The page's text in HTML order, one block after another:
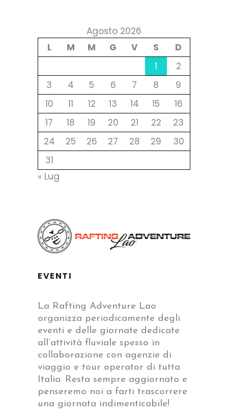
Agosto 2026
L
M M G V S
D
1
2
3
4 5 6 7 8
9
10
11 12 13 14 15
16
17
18 19 20 21 22
23
24
25 26 27 28 29
30
31
« Lug
EVENTI
La Rafting Adventure Lao
organizza periodicamente degli
eventi e delle giornate dedicate
all’attività fluviale spesso in
collaborazione con agenzie di
viaggio e tour operator di tutta
Italia. Resta sempre aggiornato e
penseremo noi a farti trascorrere
una giornata indimenticabile!